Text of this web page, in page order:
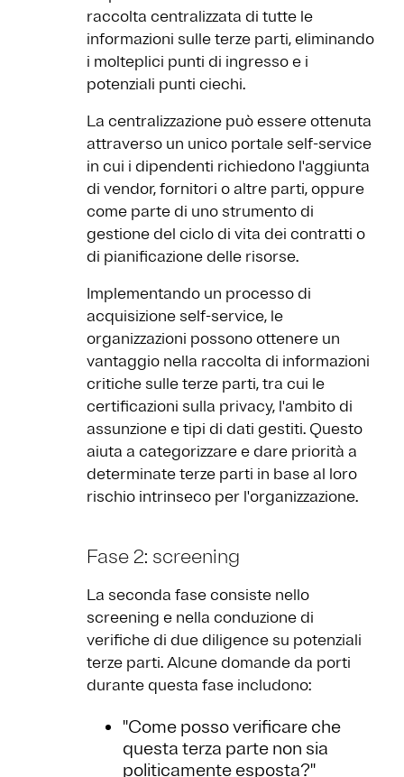
raccolta centralizzata di tutte le
informazioni sulle terze parti, eliminando
i molteplici punti di ingresso e i
potenziali punti ciechi.
La centralizzazione può essere ottenuta
attraverso un unico portale self-service
in cui i dipendenti richiedono l'aggiunta
di vendor, fornitori o altre parti, oppure
come parte di uno strumento di
gestione del ciclo di vita dei contratti o
di pianificazione delle risorse.
Implementando un processo di
acquisizione self-service, le
organizzazioni possono ottenere un
vantaggio nella raccolta di informazioni
critiche sulle terze parti, tra cui le
certificazioni sulla privacy, l'ambito di
assunzione e tipi di dati gestiti. Questo
aiuta a categorizzare e dare priorità a
determinate terze parti in base al loro
rischio intrinseco per l'organizzazione.
Fase 2: screening
La seconda fase consiste nello
screening e nella conduzione di
verifiche di due diligence su potenziali
terze parti. Alcune domande da porti
durante questa fase includono:
''Come posso verificare che
questa terza parte non sia
politicamente esposta?''